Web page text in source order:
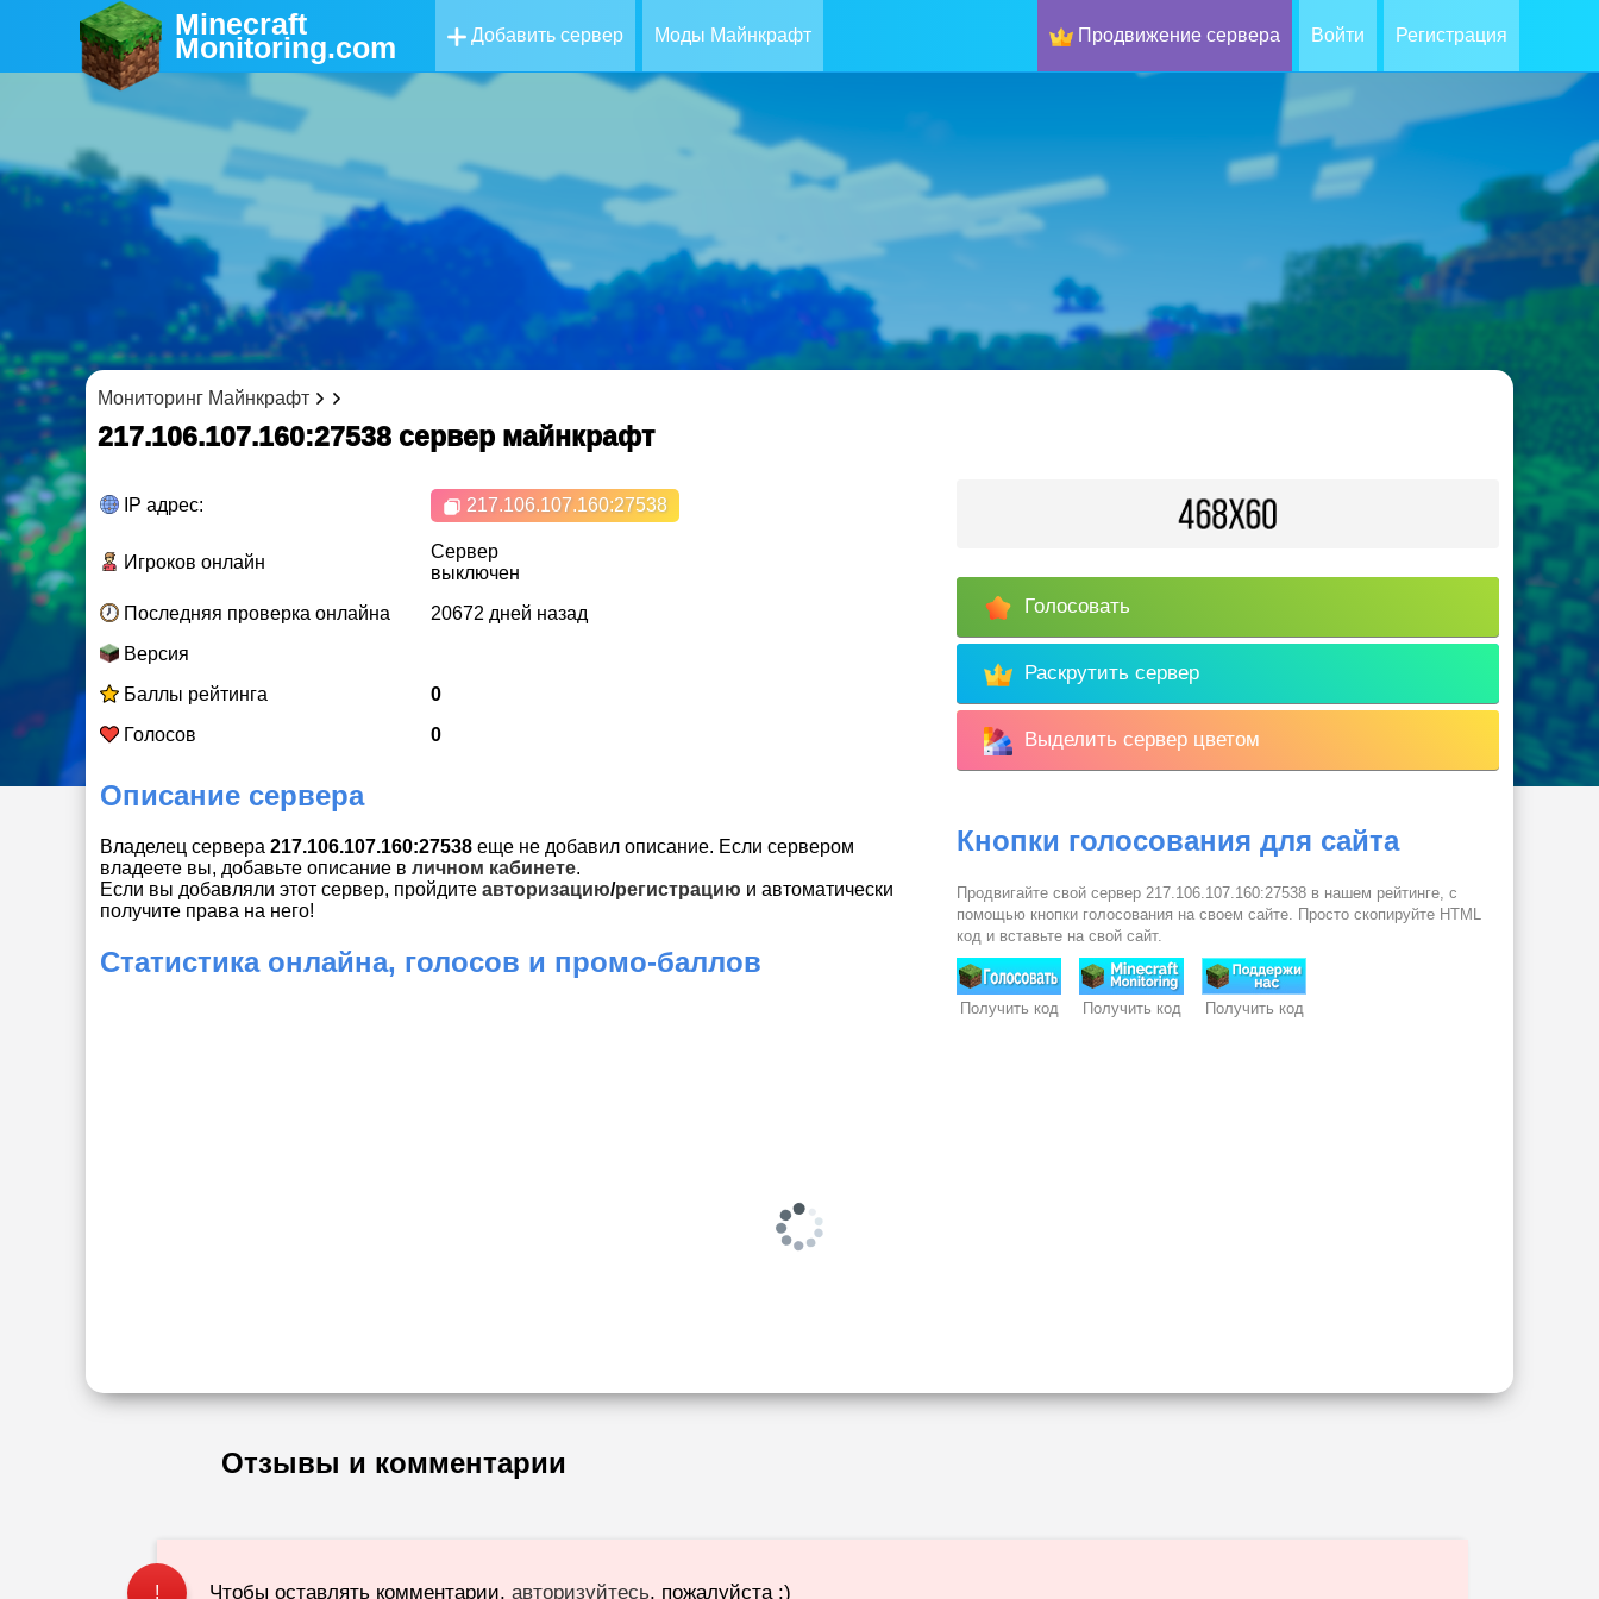
Minecraft
Monitoring.com Добавить сервер Моды Майнкрафт Продвижение сервера Войти Регистрация
Мониторинг Майнкрафт
217.106.107.160:27538 cервер майнкрафт
IP адрес: 217.106.107.160:27538
Игроков онлайн
Сервер
выключен
Последняя проверка онлайна
20672 дней назад
Версия
Баллы рейтинга
0
Голосов
0
Описание сервера
Владелец сервера 217.106.107.160:27538 еще не добавил описание. Если сервером
владеете вы, добавьте описание в личном кабинете.
Если вы добавляли этот сервер, пройдите авторизацию/регистрацию и автоматически
получите права на него!
Статистика онлайна, голосов и промо-баллов
Голосовать
Раскрутить сервер
Выделить сервер цветом
Кнопки голосования для сайта
Продвигайте свой сервер 217.106.107.160:27538 в нашем рейтинге, с
помощью кнопки голосования на своем сайте. Просто скопируйте HTML
код и вставьте на свой сайт.
Получить код Получить код Получить код
Отзывы и комментарии
! Чтобы оставлять комментарии,авторизуйтесь, пожалуйста :)